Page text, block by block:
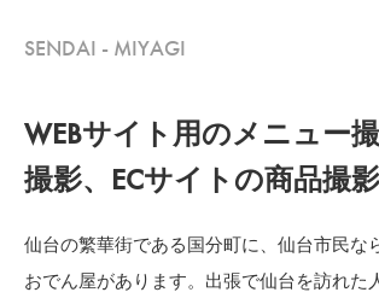
SENDAI - MIYAGI
WEBサイト用のメニュー
撮影、ECサイトの商品撮
仙台の繁華街である国分町に、仙台市民な
おでん屋があります。出張で仙台を訪れた